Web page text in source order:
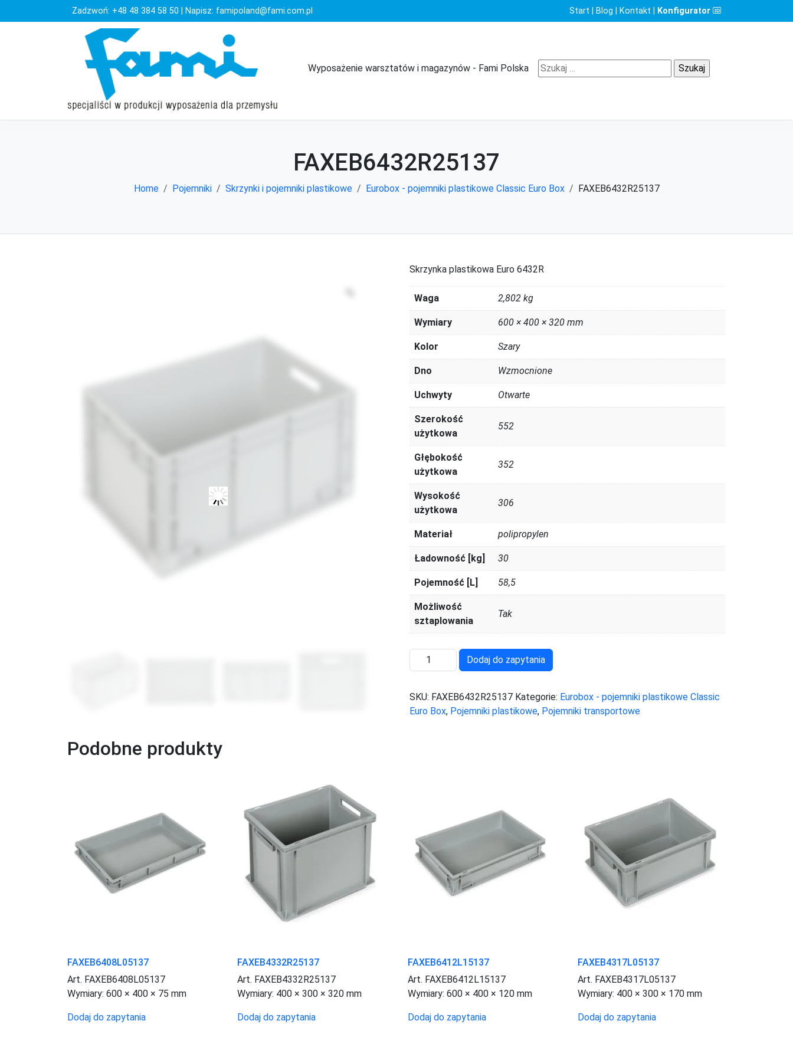
Zadzwoń: +48 48 384 58 50 | Napisz: famipoland@fami.com.pl Start Blog Kontakt Konfigurator
Wyposażenie warsztatów i magazynów - Fami Polska Szukaj:
FAXEB6432R25137
Home Pojemniki Skrzynki i pojemniki plastikowe Eurobox - pojemniki plastikowe Classic Euro Box FAXEB6432R25137
Skrzynka plastikowa Euro 6432R
Waga 2,802 kg
Wymiary 600 × 400 × 320 mm
Kolor Szary
Dno Wzmocnione
Uchwyty Otwarte
Szerokość
użytkowa
552
Głębokość
użytkowa
352
Wysokość
użytkowa
306
Materiał polipropylen
Ładowność [kg] 30
Pojemność [L] 58,5
Możliwość
sztaplowania
Tak
ilość
FAXEB6432R25137
Dodaj do zapytania
SKU: FAXEB6432R25137 Kategorie: Eurobox - pojemniki plastikowe Classic
Euro Box, Pojemniki plastikowe, Pojemniki transportowe
Podobne produkty
FAXEB6408L05137
Art. FAXEB6408L05137
Wymiary: 600 × 400 × 75 mm
Dodaj do zapytania
FAXEB4332R25137
Art. FAXEB4332R25137
Wymiary: 400 × 300 × 320 mm
Dodaj do zapytania
FAXEB6412L15137
Art. FAXEB6412L15137
Wymiary: 600 × 400 × 120 mm
Dodaj do zapytania
FAXEB4317L05137
Art. FAXEB4317L05137
Wymiary: 400 × 300 × 170 mm
Dodaj do zapytania